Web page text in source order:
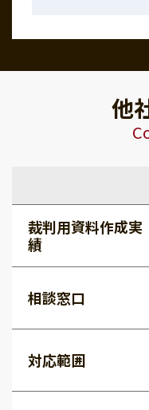
他
裁判用資料作成実
績
相談窓口
対応範囲